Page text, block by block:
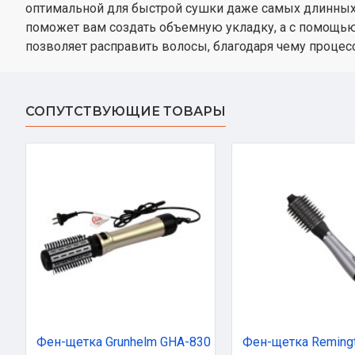
оптимальной для быстрой сушки даже самых
поможет вам создать объемную укладку, а с
позволяет расправить волосы, благодаря чему
СОПУТСТВУЮЩИЕ ТОВАРЫ
Фен-щетка Grunhelm GHA-830